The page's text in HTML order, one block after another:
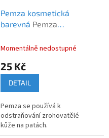
Pemza kosmetická
barevná Pemza
Momentálně nedostupné
25 Kč
DETAIL
Pemza se používá k
odstraňování zrohovatělé
kůže na patách.